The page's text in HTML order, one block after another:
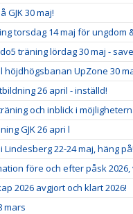
GJK 30 maj!
torsdag 14 maj för ungdom
träning lördag 30 maj -
höjdhögsbanan UpZone 30
26 april - inställd!
och inblick i
GJK 26 apri l
Lindesberg 22-24 maj, häng på!
före och efter påsk 2026,
2026 avgjort och klart 2026!
mars